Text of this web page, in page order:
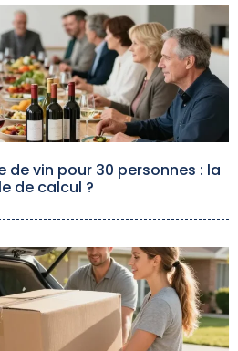
vin pour 30 personnes : la
de calcul ?